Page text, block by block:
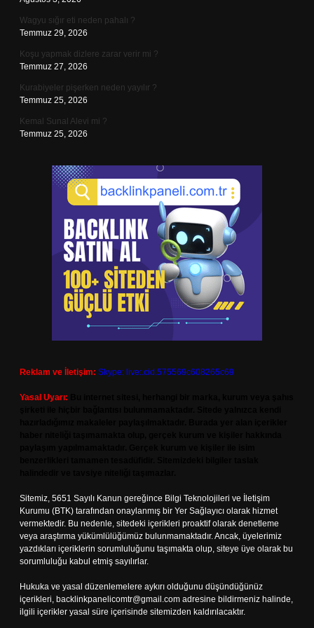
Wagyu sığır eti neden pahalı ?
Temmuz 29, 2026
Koşu yapmak dizlere zarar verir mi ?
Temmuz 27, 2026
Kurabiyeler pişerken neden yayılır ?
Temmuz 25, 2026
Kemal Sunal Alevi mi ?
Temmuz 25, 2026
Reklam ve İletişim: Skype: live:.cid.575569c608265c69
Yasal Uyarı:
Sitemiz, 5651 Sayılı Kanun gereğince Bilgi Teknolojileri ve İletişim
Kurumu (BTK) tarafından onaylanmış bir Yer Sağlayıcı olarak hizmet
vermektedir. Bu nedenle, sitedeki içerikleri proaktif olarak denetleme
veya araştırma yükümlülüğümüz bulunmamaktadır. Ancak, üyelerimiz
yazdıkları içeriklerin sorumluluğunu taşımakta olup, siteye üye olarak bu
sorumluluğu kabul etmiş sayılırlar.
Hukuka ve yasal düzenlemelere aykırı olduğunu düşündüğünüz
içerikleri, backlinkpanelicomtr@gmail.com adresine bildirmeniz halinde,
ilgili içerikler yasal süre içerisinde sitemizden kaldırılacaktır.